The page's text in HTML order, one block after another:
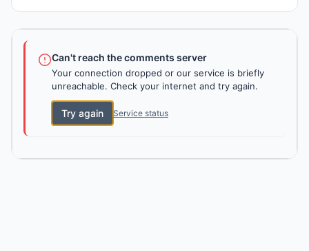
Can't reach the comments server
Your connection dropped or our service is briefly
unreachable. Check your internet and try again.
Try again Service status